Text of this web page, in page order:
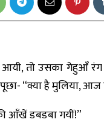
आयी, तो उसका
“क्या है मुलिया, आज
आँखें डबडबा गयीं!”